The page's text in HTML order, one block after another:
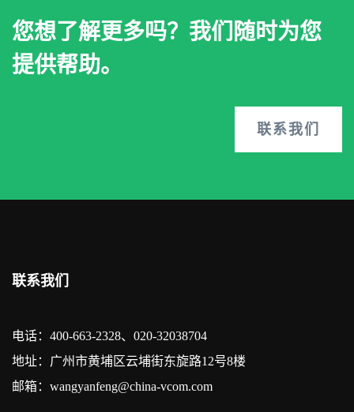
您想了解更多吗？我们随时为您
提供帮助。
联系我们
联系我们
电话：400-663-2328、020-32038704
地址：广州市黄埔区云埔街东旋路12号8楼
邮箱：wangyanfeng@china-vcom.com